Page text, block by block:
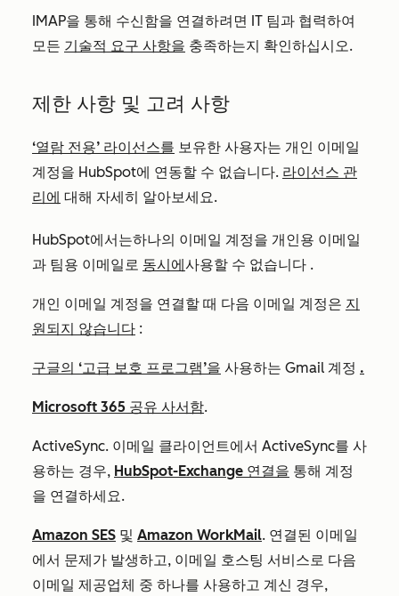
IMAP을 통해 수신함을 연결하려면 IT 팀과 협력하여
모든 기술적 요구 사항을 충족하는지 확인하십시오.
제한 사항 및 고려 사항
‘열람 전용’ 라이선스를 보유한 사용자는 개인 이메일
계정을 HubSpot에 연동할 수 없습니다. 라이선스 관
리에 대해 자세히 알아보세요.
HubSpot에서는하나의 이메일 계정을 개인용 이메일
과 팀용 이메일로 동시에사용할 수 없습니다 .
개인 이메일 계정을 연결할 때 다음 이메일 계정은 지
원되지 않습니다 :
구글의 ‘고급 보호 프로그램’을 사용하는 Gmail 계정 .
Microsoft 365 공유 사서함.
ActiveSync. 이메일 클라이언트에서 ActiveSync를 사
용하는 경우, HubSpot-Exchange 연결을 통해 계정
을 연결하세요.
Amazon SES 및 Amazon WorkMail. 연결된 이메일
에서 문제가 발생하고, 이메일 호스팅 서비스로 다음
이메일 제공업체 중 하나를 사용하고 계신 경우,